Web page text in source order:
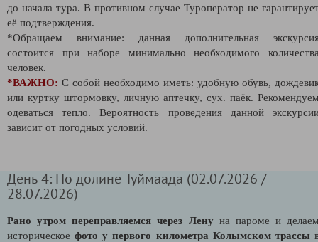
до начала тура. В противном случае Туроператор не
её подтверждения.
*Обращаем внимание: данная дополнительная
состоится при наборе минимально необходимого
человек.
*ВАЖНО: С собой необходимо иметь: удобную обувь,
или куртку штормовку, личную аптечку, сух. паёк.
одеваться тепло. Вероятность проведения данной
зависит от погодных условий.
День 4: По долине Туймаада (02.07.2026 /
28.07.2026)
Рано утром переправляемся через Лену на пароме и
историческоефото у первого километра Колымском трассы